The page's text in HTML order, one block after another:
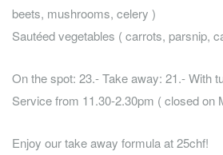
beets, mushrooms, celery )
Sautéed vegetables ( carrots, parsnip,
On the spot: 23.- Take away: 21.- With
Service from 11.30-2.30pm ( closed on
Enjoy our take away formula at 25chf!